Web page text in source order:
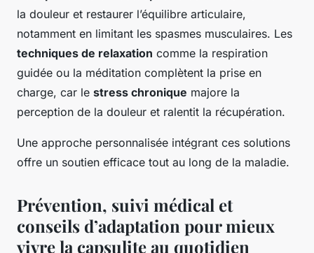
la douleur et restaurer l’équilibre articulaire,
notamment en limitant les spasmes musculaires. Les
techniques de relaxation comme la respiration
guidée ou la méditation complètent la prise en
charge, car le stress chronique majore la
perception de la douleur et ralentit la récupération.
Une approche personnalisée intégrant ces solutions
offre un soutien efficace tout au long de la maladie.
Prévention, suivi médical et
conseils d’adaptation pour mieux
vivre la capsulite au quotidien